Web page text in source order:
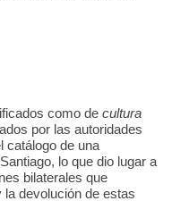
como de cultura
por las autoridades
catálogo de una
lo que dio lugar a
bilaterales que
devolución de estas